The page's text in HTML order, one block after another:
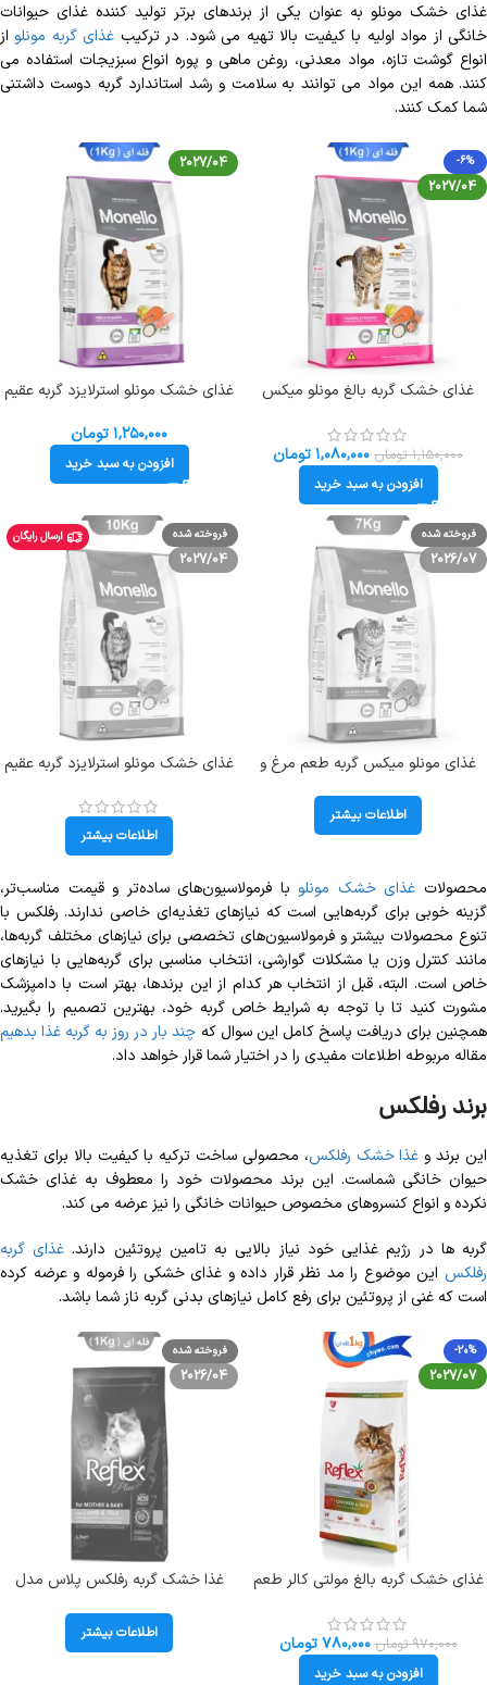
غذای خشک مونلو به عنوان یکی از برندهای برتر تولید کننده غذای حیوانات
خانگی از مواد اولیه با کیفیت بالا تهیه می شود. در ترکیب غذای گربه مونلو از
انواع گوشت تازه، مواد معدنی، روغن ماهی و پوره انواع سبزیجات استفاده می
کنند. همه این مواد می توانند به سلامت و رشد استاندارد گربه دوست داشتنی
شما کمک کنند.
-6%
2027/04
غذای خشک گربه بالغ مونلو میکس
Mix
۱,۱۵۰,۰۰۰ تومان ۱,۰۸۰,۰۰۰تومان
افزودن به سبد خرید
2027/04
غذای خشک مونلو استرلایزد گربه عقیم
(زیپ کیپ فله) Monello Sterilised
۱,۲۵۰,۰۰۰تومان
افزودن به سبد خرید
فروخته شده
2026/07
غذای مونلو میکس گربه طعم مرغ و
بندی اصلی)
اطلاعات بیشتر
فروخته شده
2027/04
ارسال رایگان
غذای خشک مونلو استرلایزد گربه عقیم
اطلاعات بیشتر
محصولات غذای خشک مونلو با فرمولاسیون‌های ساده‌تر و قیمت مناسب‌تر،
گزینه خوبی برای گربه‌هایی است که نیازهای تغذیه‌ای خاصی ندارند. رفلکس با
تنوع محصولات بیشتر و فرمولاسیون‌های تخصصی برای نیازهای مختلف گربه‌ها،
مانند کنترل وزن یا مشکلات گوارشی، انتخاب مناسبی برای گربه‌هایی با نیازهای
خاص است. البته، قبل از انتخاب هر کدام از این برندها، بهتر است با دامپزشک
مشورت کنید تا با توجه به شرایط خاص گربه خود، بهترین تصمیم را بگیرید.
همچنین برای دریافت پاسخ کامل این سوال که چند بار در روز به گربه غذا بدهیم
مقاله مربوطه اطلاعات مفیدی را در اختیار شما قرار خواهد داد.
برند رفلکس
این برند و غذا خشک رفلکس، محصولی ساخت ترکیه با کیفیت بالا برای تغذیه
حیوان خانگی شماست. این برند محصولات خود را معطوف به غذای خشک
نکرده و انواع کنسروهای مخصوص حیوانات خانگی را نیز عرضه می کند.
گربه ها در رژیم غذایی خود نیاز بالایی به تامین پروتئین دارند. غذای گربه
رفلکس این موضوع را مد نظر قرار داده و غذای خشکی را فرموله و عرضه کرده
است که غنی از پروتئین برای رفع کامل نیازهای بدنی گربه ناز شما باشد.
-20%
2027/07
غذای خشک گربه بالغ مولتی کالر طعم
۹۷۰,۰۰۰ تومان ۷۸۰,۰۰۰ تومان
افزودن به سبد خرید
فروخته شده
2026/04
غذا خشک گربه رفلکس پلاس مدل
کیلوگرم (زیپ کیپ فله) Reflex
Mother And Baby
اطلاعات بیشتر